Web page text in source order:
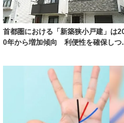
首都圏における「新築狭小戸建」は
0年から増加傾向 利便性を確保しつ